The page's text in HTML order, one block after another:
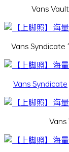
Vans
Vans Syndicate
Vans Syndicate
Vans